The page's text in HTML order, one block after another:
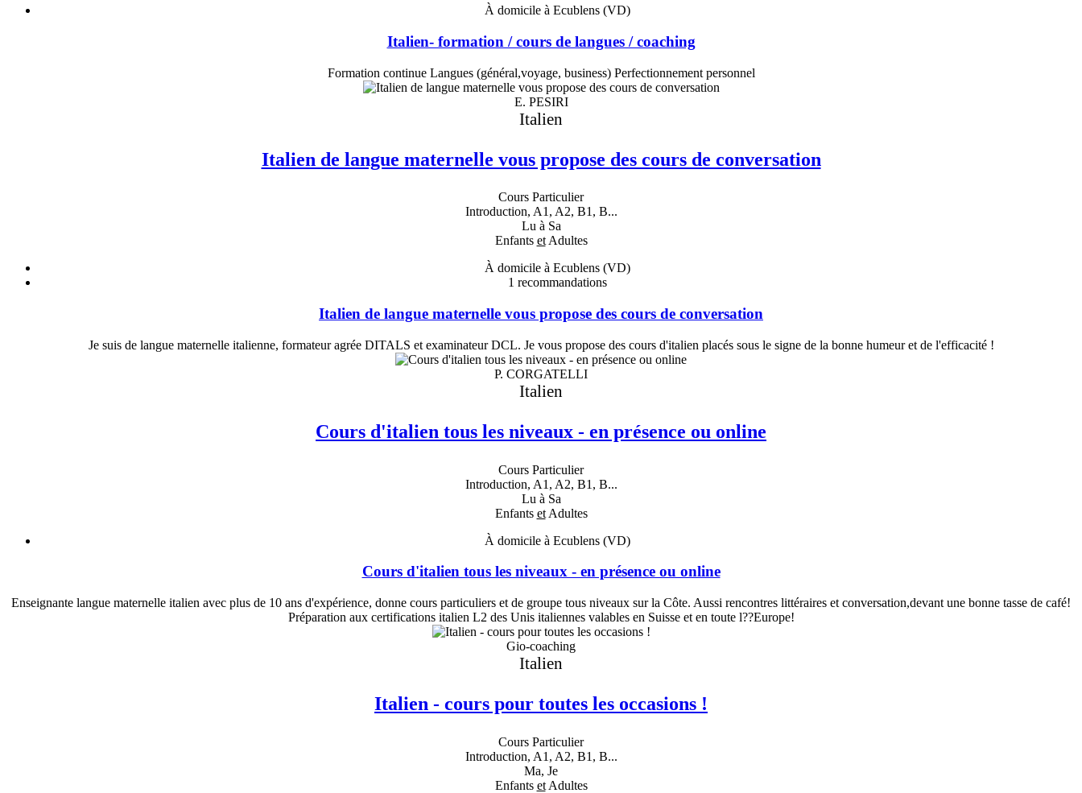
À domicile à Ecublens (VD)
Italien- formation / cours de langues / coaching
Formation continue Langues (général,voyage, business) Perfectionnement personnel
E. PESIRI
Italien
Italien de langue maternelle vous propose des cours de conversation
Cours Particulier
Introduction, A1, A2, B1, B...
Lu à Sa
Enfants etAdultes
À domicile à Ecublens (VD)
1 recommandations
Italien de langue maternelle vous propose des cours de conversation
Je suis de langue maternelle italienne, formateur agrée DITALS et examinateur DCL. Je vous propose des cours d'italien placés sous le signe de la bonne humeur et de l'efficacité !
P. CORGATELLI
Italien
Cours d'italien tous les niveaux - en présence ou online
Cours Particulier
Introduction, A1, A2, B1, B...
Lu à Sa
Enfants etAdultes
À domicile à Ecublens (VD)
Cours d'italien tous les niveaux - en présence ou online
Enseignante langue maternelle italien avec plus de 10 ans d'expérience, donne cours particuliers et de groupe tous niveaux sur la Côte. Aussi rencontres littéraires et conversation,devant une bonne tasse de café!
Préparation aux certifications italien L2 des Unis italiennes valables en Suisse et en toute l??Europe!
Gio-coaching
Italien
Italien - cours pour toutes les occasions !
Cours Particulier
Introduction, A1, A2, B1, B...
Ma, Je
Enfants etAdultes